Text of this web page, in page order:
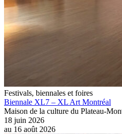
Festivals, biennales et foires
Biennale XL7 – XL Art Montréal
Maison de la culture du Plateau-
18 juin 2026
au 16 août 2026